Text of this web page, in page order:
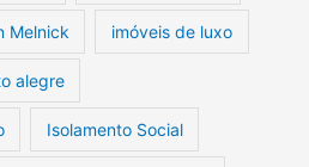
Melnick imóveis de luxo
alegre
Isolamento Social